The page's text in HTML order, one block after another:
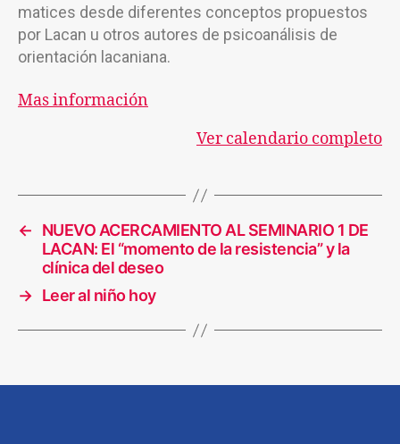
matices desde diferentes conceptos propuestos
por Lacan u otros autores de psicoanálisis de
orientación lacaniana.
Mas información
Ver calendario completo
←
NUEVO ACERCAMIENTO AL SEMINARIO 1 DE
LACAN: El “momento de la resistencia” y la
clínica del deseo
→ Leer al niño hoy